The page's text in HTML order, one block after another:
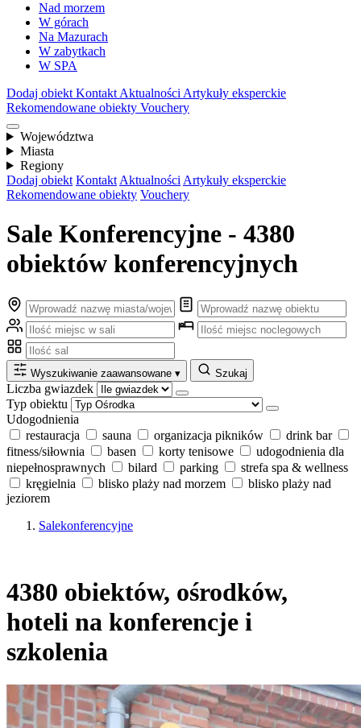
Nad morzem
W górach
Na Mazurach
W zabytkach
W SPA
Dodaj obiekt Kontakt Aktualności Artykuły eksperckie
Rekomendowane obiekty Vouchery
Województwa
Miasta
Regiony
Dodaj obiekt Kontakt Aktualności Artykuły eksperckie
Rekomendowane obiekty Vouchery
Sale Konferencyjne - 4380
obiektów konferencyjnych
Wyszukiwanie zaawansowane ▾ Szukaj
Liczba gwiazdek
Typ obiektu
Udogodnienia
restauracja
sauna organizacja pikników
drink bar
fitness/siłownia
basen korty tenisowe
udogodnienia dla
niepełnosprawnych
bilard parking
strefa spa & wellness
kręgielnia
blisko plaży nad morzem
blisko plaży nad
jeziorem
Salekonferencyjne
4380 obiektów, ośrodków,
hoteli na konferencje i
szkolenia